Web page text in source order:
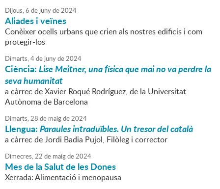
Dijous,6 de junyde2024
Aliades i veïnes
Conèixer ocells urbans que crien als nostres edificis i com
protegir-los
Dimarts,4de junyde2024
Ciència:Lise Meitner, una física que mai no va perdre la
seva humanitat
a càrrec de Xavier Roqué Rodríguez, de la Universitat
Autònoma de Barcelona
Dimarts,28 de maigde2024
Llengua:Paraules intraduïbles. Un tresor del català
a càrrec de Jordi Badia Pujol, Filòleg i corrector
Dimecres,22 de maigde2024
Mes de la Salut de les Dones
Xerrada: Alimentació i menopausa